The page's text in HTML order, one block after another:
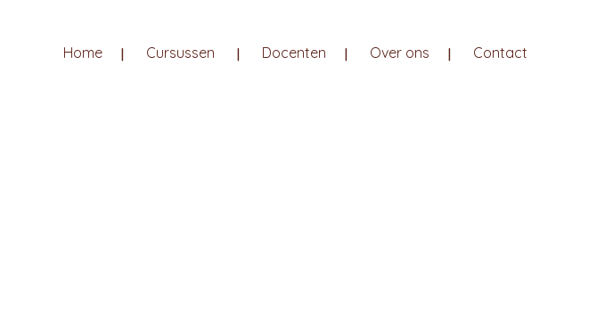
Home Cursussen Docenten Over ons Contact